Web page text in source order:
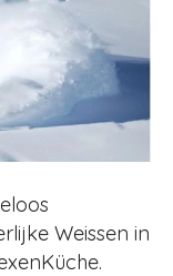
Weissen in